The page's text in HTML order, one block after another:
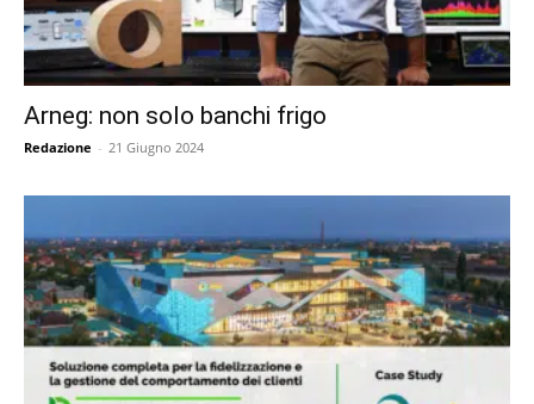
Arneg: non solo banchi frigo
Redazione - 21 Giugno 2024